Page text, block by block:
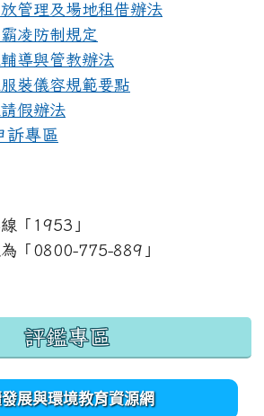
管理及場地租借辦法
凌防制規定
導與管教辦法
裝儀容規範要點
uploads/
假辦法
訴專區
「1953」
「0800-775-889」
評鑑專區
展與環境教育資源網